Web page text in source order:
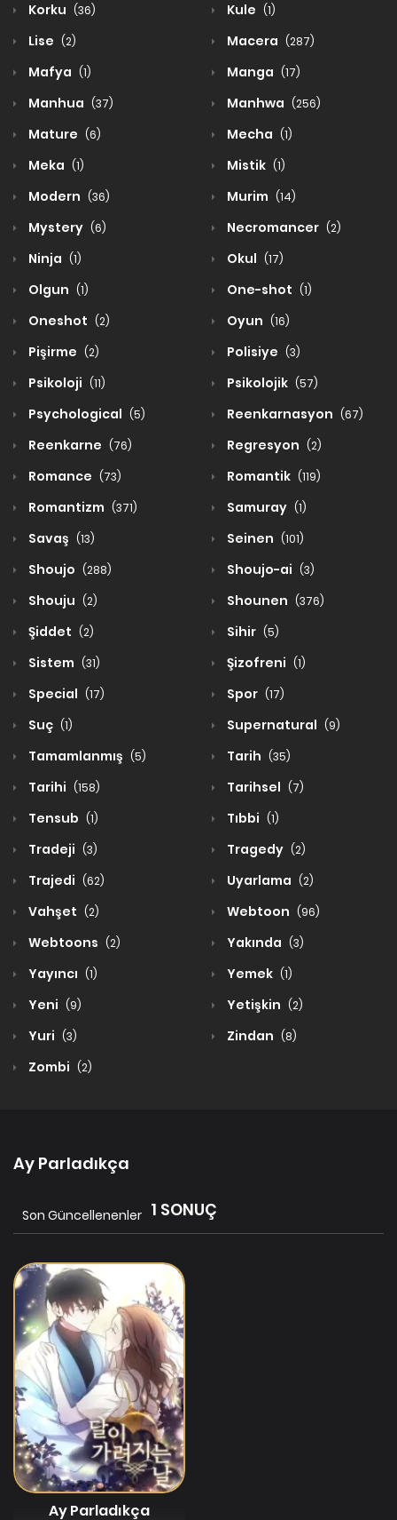
Korku (36) Kule (1)
Lise (2) Macera (287)
Mafya (1) Manga (17)
Manhua (37) Manhwa (256)
Mature (6) Mecha (1)
Meka (1) Mistik (1)
Modern (36) Murim (14)
Mystery (6) Necromancer (2)
Ninja (1) Okul (17)
Olgun (1) One-shot (1)
Oneshot (2) Oyun (16)
Pişirme (2) Polisiye (3)
Psikoloji (11) Psikolojik (57)
Psychological (5) Reenkarnasyon (67)
Reenkarne (76) Regresyon (2)
Romance (73) Romantik (119)
Romantizm (371) Samuray (1)
Savaş (13) Seinen (101)
Shoujo (288) Shoujo-ai (3)
Shouju (2) Shounen (376)
Şiddet (2) Sihir (5)
Sistem (31) Şizofreni (1)
Special (17) Spor (17)
Suç (1) Supernatural (9)
Tamamlanmış (5) Tarih (35)
Tarihi (158) Tarihsel (7)
Tensub (1) Tıbbi (1)
Tradeji (3) Tragedy (2)
Trajedi (62) Uyarlama (2)
Vahşet (2) Webtoon (96)
Webtoons (2) Yakında (3)
Yayıncı (1) Yemek (1)
Yeni (9) Yetişkin (2)
Yuri (3) Zindan (8)
Zombi (2)
Ay Parladıkça
1 SONUÇ
Son Güncellenenler
Ay Parladıkça